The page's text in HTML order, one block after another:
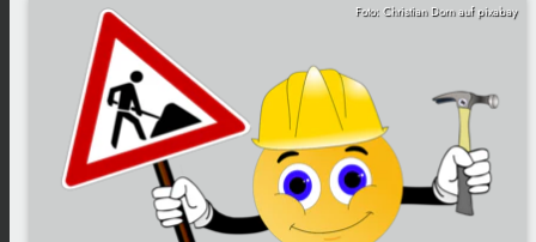
Foto: Christian Dorn auf pixabay